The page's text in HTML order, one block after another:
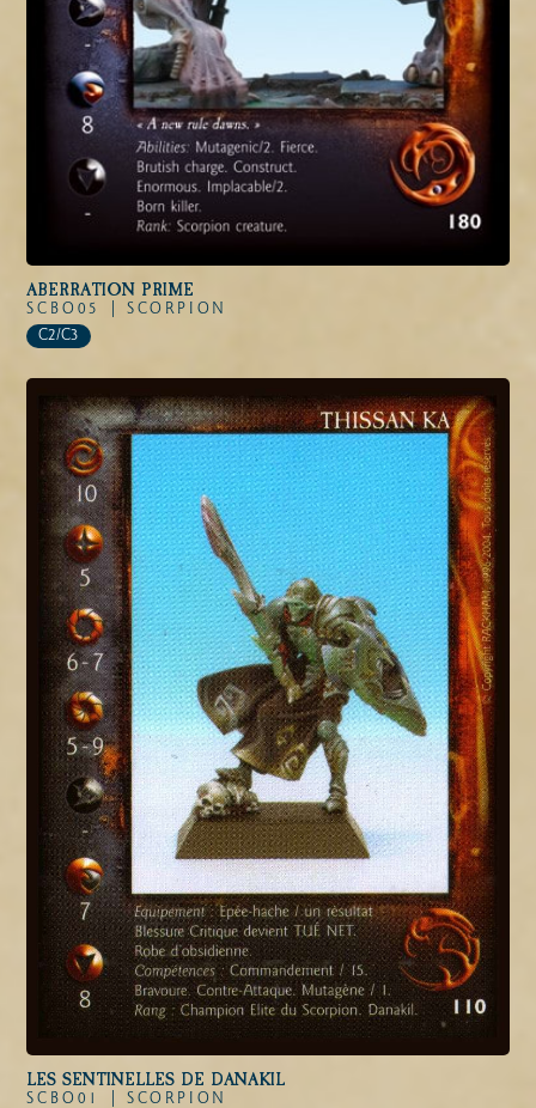
ABERRATION PRIME
SCBO05 |
SCORPION
C2/C3
LES SENTINELLES DE DANAKIL
SCBO01 | SCORPION